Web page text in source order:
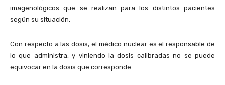
imagenológicos que se realizan para los distintos pacientes
según su situación.
Con respecto a las dosis, el médico nuclear es el responsable de
lo que administra, y viniendo la dosis calibradas no se puede
equivocar en la dosis que corresponde.